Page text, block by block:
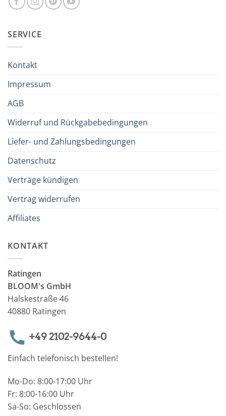
SERVICE
Kontakt
Impressum
AGB
Widerruf und Rückgabebedingungen
Liefer- und Zahlungsbedingungen
Datenschutz
Verträge kündigen
Vertrag widerrufen
Affiliates
KONTAKT
Ratingen
BLOOM's GmbH
Halskestraße 46
40880 Ratingen
+49 2102-9644-0
Einfach telefonisch bestellen!
Mo-Do: 8:00-17:00 Uhr
Fr: 8:00-16:00 Uhr
Sa-So: Geschlossen